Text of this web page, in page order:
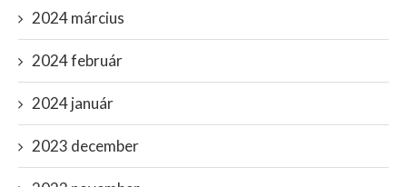
2024 március
2024 február
2024 január
2023 december